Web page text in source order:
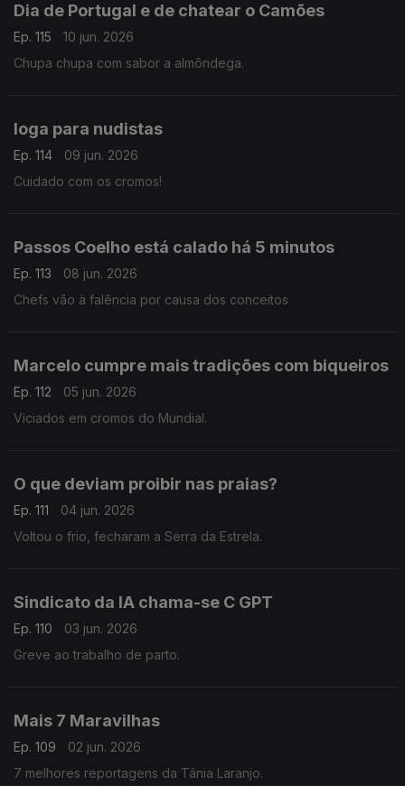
Dia de Portugal e de chatear o Camões
Ep. 115
10 jun. 2026
Chupa chupa com sabor a almôndega.
Ioga para nudistas
Ep. 114
09 jun. 2026
Cuidado com os cromos!
Passos Coelho está calado há 5 minutos
Ep. 113
08 jun. 2026
Chefs vão à falência por causa dos conceitos
Marcelo cumpre mais tradições com biqueiros
Ep. 112
05 jun. 2026
Viciados em cromos do Mundial.
O que deviam proibir nas praias?
Ep. 111
04 jun. 2026
Voltou o frio, fecharam a Serra da Estrela.
Sindicato da IA chama-se C GPT
Ep. 110
03 jun. 2026
Greve ao trabalho de parto.
Mais 7 Maravilhas
Ep. 109
02 jun. 2026
7 melhores reportagens da Tânia Laranjo.